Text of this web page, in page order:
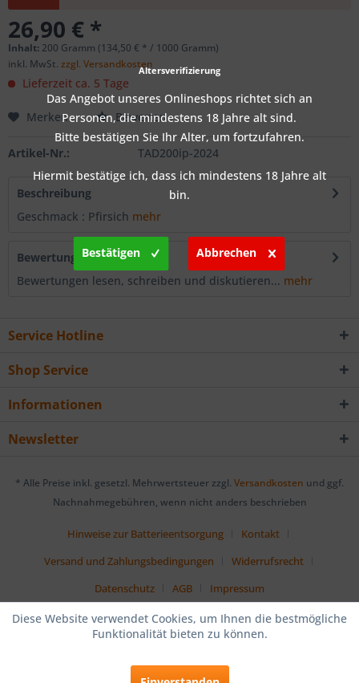
26,90 € *
Inhalt: 200 Gramm (134,50 € * / 1000 Gramm)
inkl. MwSt. zzgl. Versandkosten
Lieferzeit ca. 5 Tage
Merken Bewerten
Artikel-Nr.: TAD200ip-2024
Beschreibung
Geschmack : Pfirsich mehr
Bewertungen
0
Bewertungen lesen, schreiben und diskutieren... mehr
Service Hotline
Shop Service
Informationen
Newsletter
* Alle Preise inkl. gesetzl. Mehrwertsteuer zzgl. Versandkosten und ggf.
Nachnahmegebühren, wenn nicht anders beschrieben
Hinweise zur Batterieentsorgung
Kontakt
Versand und Zahlungsbedingungen
Widerrufsrecht
Datenschutz
AGB Impressum
Diese Website verwendet Cookies, um Ihnen die bestmögliche
Funktionalität bieten zu können.
Altersverifizierung
Das Angebot unseres Onlineshops richtet sich an
Personen, die mindestens 18 Jahre alt sind.
Bitte bestätigen Sie Ihr Alter, um fortzufahren.
Hiermit bestätige ich, dass ich mindestens 18 Jahre alt
bin.
Bestätigen Abbrechen